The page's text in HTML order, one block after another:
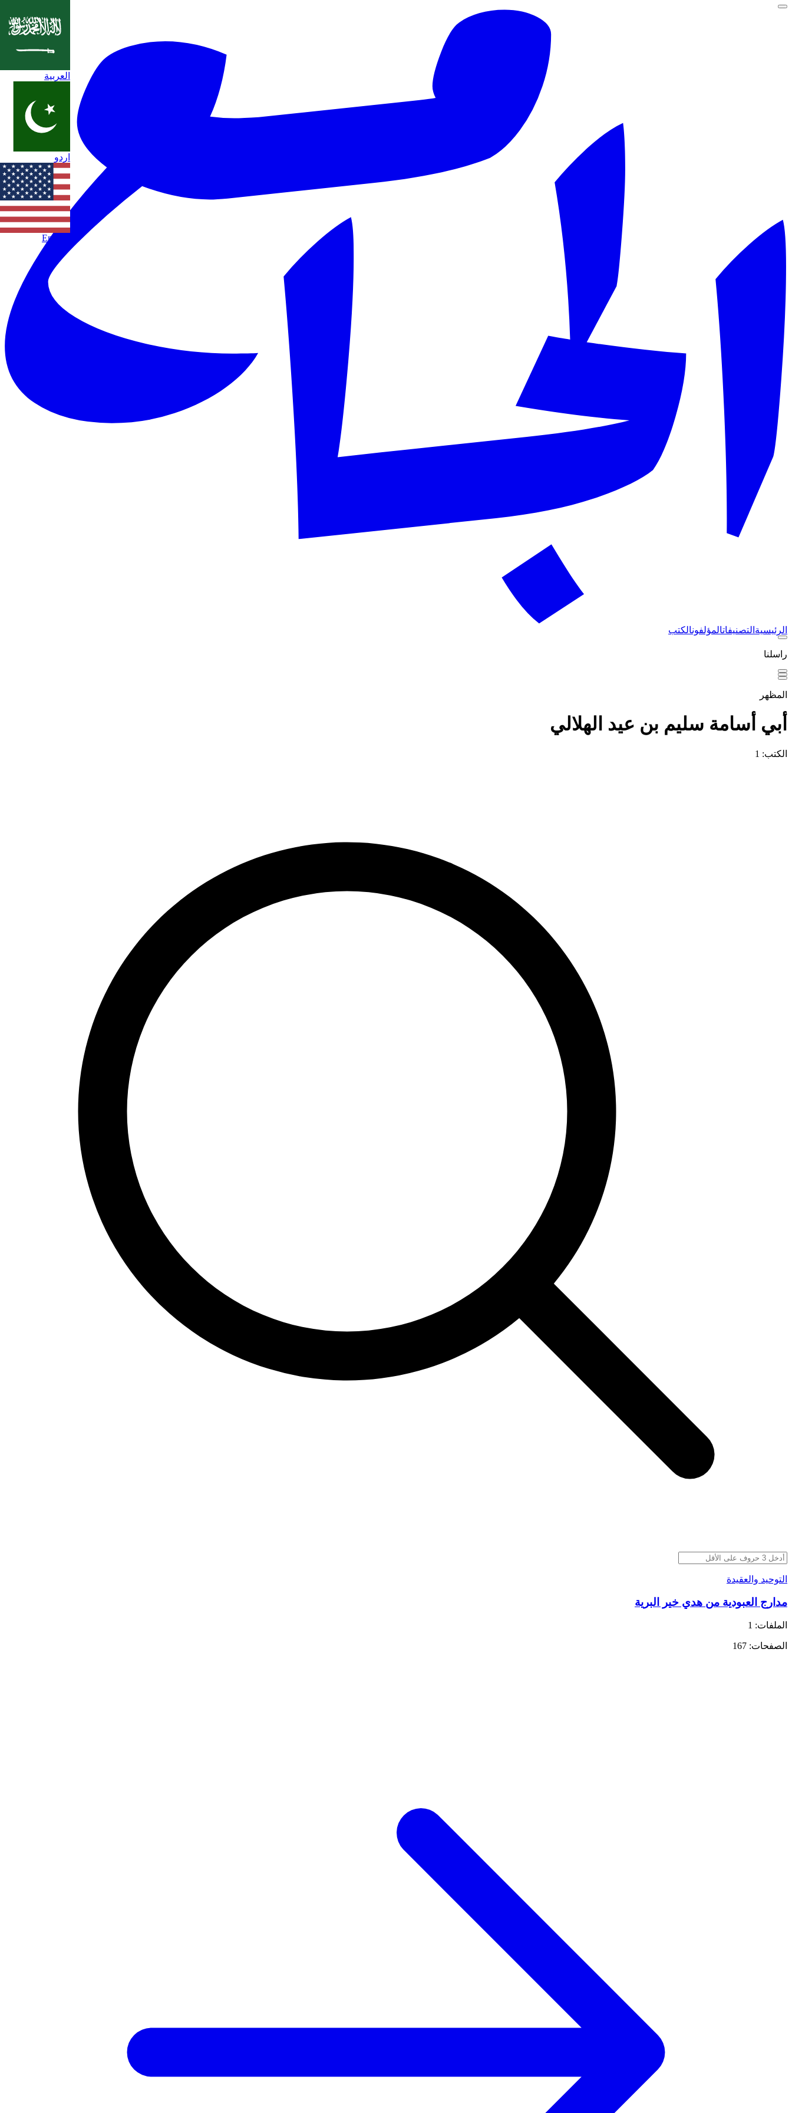
الرئيسية التصنيفاتالمؤلفونالكتب
راسلنا
العربية
اردو
English
المظهر
أبي أسامة سليم بن عيد الهلالي
الكتب: 1
التوحيد والعقيدة
مدارج العبودية من هدي خير البرية
الملفات: 1
الصفحات: 167